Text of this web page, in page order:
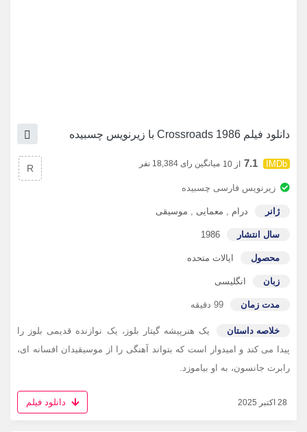
دانلود فیلم Crossroads 1986 با زیرنویس چسبیده
7.1 از 10 میانگین رای 18,384 نفر
زیرنویس فارسی چسبیده
ژانر درام , معمایی , موسیقی
سال انتشار 1986
محصول ایالات متحده
زبان انگلیسی
مدت زمان 99 دقیقه
خلاصه داستان
یک هنرپیشه گیتار بلوز، یک نوازنده قدیمی بلوز را
پیدا می کند و امیدوار است که بتواند آهنگی را از موسیقیدان افسانه ای،
رابرت جانسون، به او بیاموزد.
R
28 اکتبر 2025 دانلود فیلم